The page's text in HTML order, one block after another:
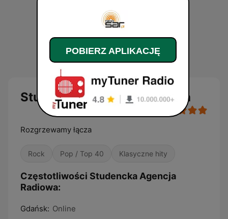
Studencka Agencja Radiowa
Rozgrzewamy łącza
Rock Pop / Top 40 Klasyczne hity
Częstotliwości Studencka Agencja
Radiowa:
Gdańsk: Online
POBIERZ APLIKACJĘ